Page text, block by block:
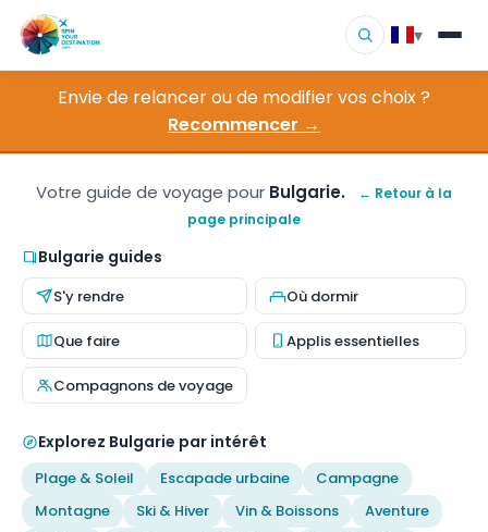
▾
Destinations
▾
À propos
Contact
Envie de relancer ou de modifier vos choix ?
Recommencer →
Votre guide de voyage pour Bulgarie.
← Retour à la
page principale
Bulgarie guides
S'y rendre Où dormir
Que faire Applis essentielles
Compagnons de voyage
Explorez Bulgarie par intérêt
Plage & Soleil Escapade urbaine
Campagne
Montagne
Ski & Hiver Vin & Boissons
Aventure